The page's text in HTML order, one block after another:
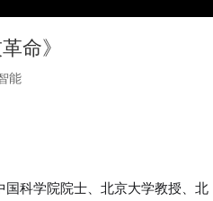
命》
能
科学院院士、北京大学教授、北